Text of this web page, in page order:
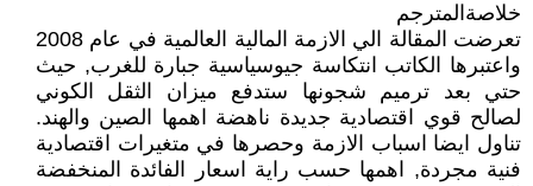
خلاصةالمترجم
تعرضت المقالة الي الازمة المالية العالمية في عام 2008
واعتبرها الكاتب انتكاسة جيوسياسية جبارة للغرب, حيث
حتي بعد ترميم شجونها ستدفع ميزان الثقل الكوني
لصالح قوي اقتصادية جديدة ناهضة اهمها الصين والهند.
تناول ايضا اسباب الازمة وحصرها في متغيرات اقتصادية
فنية مجردة, اهمها حسب راية اسعار الفائدة المنخفضة